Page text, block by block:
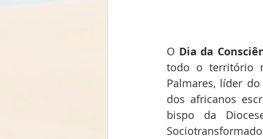
O Dia da
todo o território
Palmares, líder
dos africanos
bispo da